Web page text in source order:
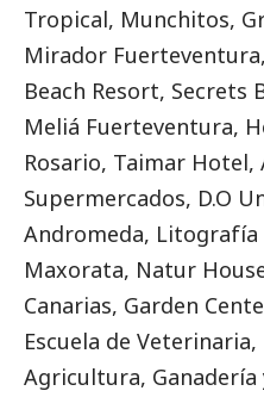
Tropical, Munchitos,
Mirador
Beach Resort, Secrets
Meliá Fuerteventura,
Rosario, Taimar Hotel,
Supermercados, D.O
Andromeda,
Maxorata, Natur
Canarias, Garden
Escuela de Veterinaria,
Agricultura,